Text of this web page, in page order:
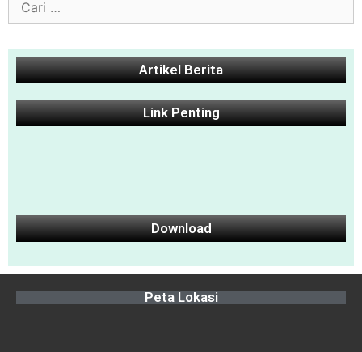
Artikel Berita
Link Penting
Download
Peta Lokasi